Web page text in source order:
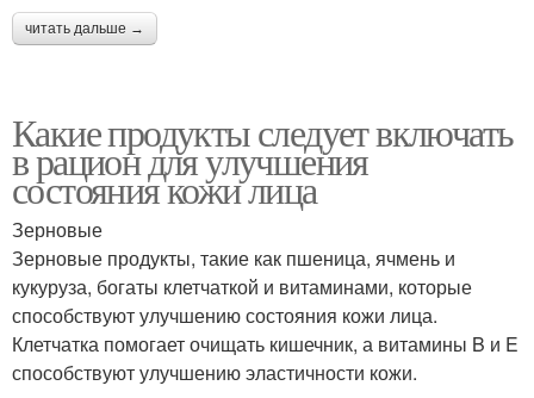
читать дальше →
Какие продукты следует включать
в рацион для улучшения
состояния кожи лица
Зерновые
Зерновые продукты, такие как пшеница, ячмень и
кукуруза, богаты клетчаткой и витаминами, которые
способствуют улучшению состояния кожи лица.
Клетчатка помогает очищать кишечник, а витамины B и E
способствуют улучшению эластичности кожи.